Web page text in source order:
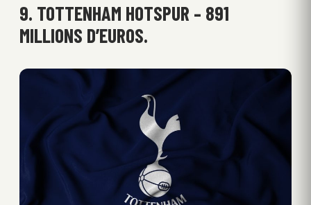
9. TOTTENHAM HOTSPUR – 891
MILLIONS D’EUROS.